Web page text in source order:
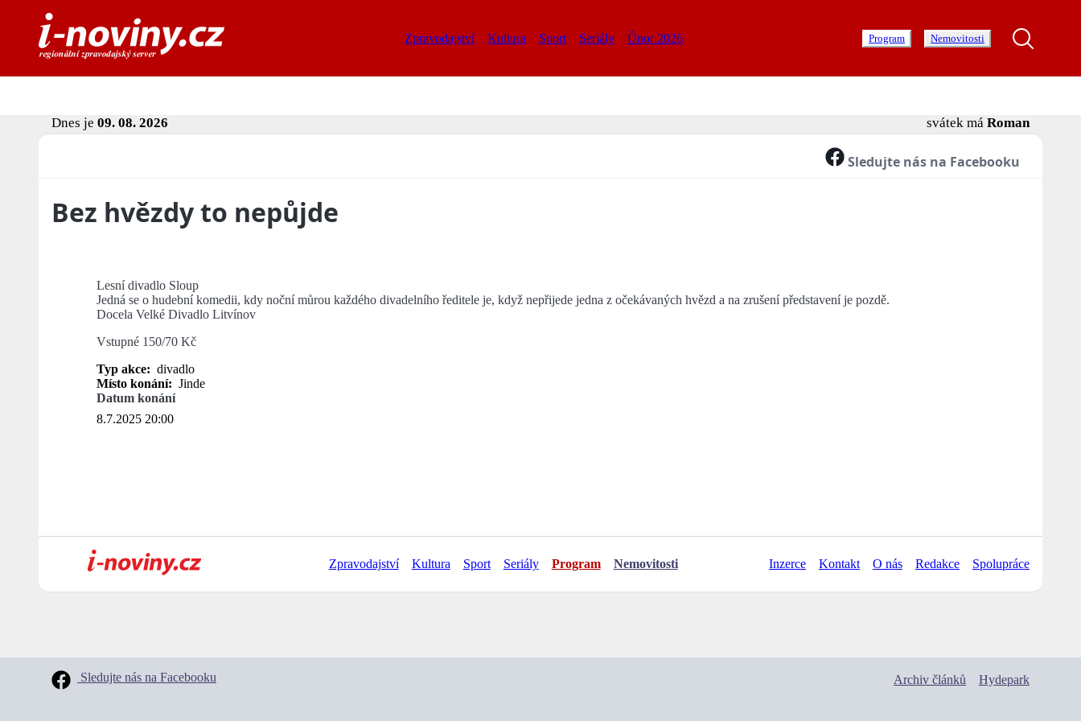
Zpravodajství Kultura Sport Seriály Únor 2026 Program Nemovitosti
Dnes je 09. 08. 2026 svátek má Roman
Sledujte nás na Facebooku
Bez hvězdy to nepůjde
Lesní divadlo Sloup
Jedná se o hudební komedii, kdy noční můrou každého divadelního ředitele je, když nepřijede jedna z očekávaných hvězd a na zrušení představení je pozdě.
Docela Velké Divadlo Litvínov
Vstupné 150/70 Kč
Typ akce: divadlo
Místo konání: Jinde
Datum konání
8.7.2025 20:00
Zpravodajství Kultura Sport Seriály Program Nemovitosti Inzerce Kontakt O nás Redakce Spolupráce
Sledujte nás na Facebooku Archiv článků Hydepark